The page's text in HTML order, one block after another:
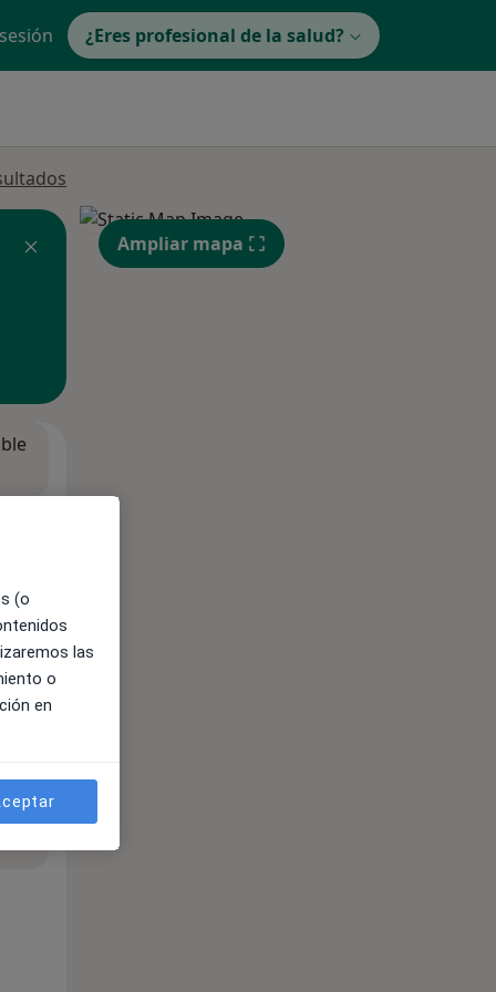
¿Eres profesional de la salud?
Ampliar mapa
(o
las
o
en